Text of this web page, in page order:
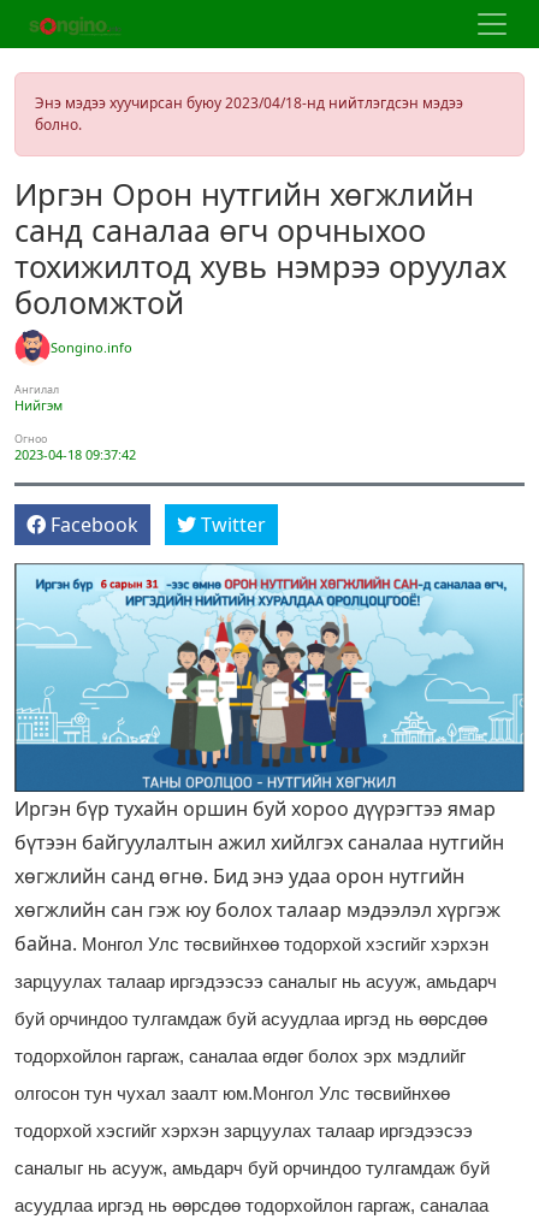
Энэ мэдээ хуучирсан буюу 2023/04/18-нд нийтлэгдсэн мэдээ
болно.
Иргэн Орон нутгийн хөгжлийн
санд саналаа өгч орчныхоо
тохижилтод хувь нэмрээ оруулах
боломжтой
Songino.info
Ангилал
Нийгэм
Огноо
2023-04-18 09:37:42
Facebook Twitter
Иргэн бүр тухайн оршин буй хороо дүүрэгтээ ямар
бүтээн байгуулалтын ажил хийлгэх саналаа нутгийн
хөгжлийн санд өгнө. Бид энэ удаа орон нутгийн
хөгжлийн сан гэж юу болох талаар мэдээлэл хүргэж
байна. Монгол Улс төсвийнхөө тодорхой хэсгийг хэрхэн
зарцуулах талаар иргэдээсээ саналыг нь асууж, амьдарч
буй орчиндоо тулгамдаж буй асуудлаа иргэд нь өөрсдөө
тодорхойлон гаргаж, саналаа өгдөг болох эрх мэдлийг
олгосон тун чухал заалт юм.Монгол Улс төсвийнхөө
тодорхой хэсгийг хэрхэн зарцуулах талаар иргэдээсээ
саналыг нь асууж, амьдарч буй орчиндоо тулгамдаж буй
асуудлаа иргэд нь өөрсдөө тодорхойлон гаргаж, саналаа